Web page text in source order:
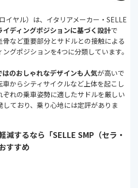
イヤル）は、イタリアメーカー・SELLE
イディングポジションに基づく設計で
など重要部分とサドルとの接触による
グポジションを4つに分類しています。
のおしゃれなデザインも人気が高いで
からシティサイクルなど上体を起こし
ぞれの乗車姿勢に適したサドルを厳しい
ており、乗り心地には定評がありま
減するなら「SELLE SMP（セラ・
すすめ